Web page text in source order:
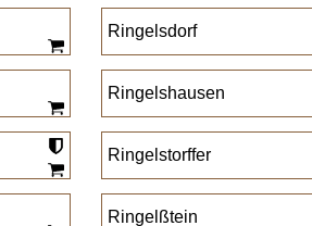
Ringelsdorf
Ringelshausen
Ringelstorffer
Ringelßtein